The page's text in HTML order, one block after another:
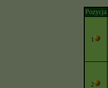
Pozycja
1
2